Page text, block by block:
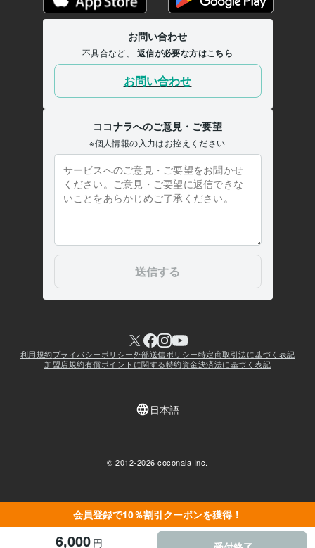
会員登録で10％割引クーポンを獲得！
6,000 円